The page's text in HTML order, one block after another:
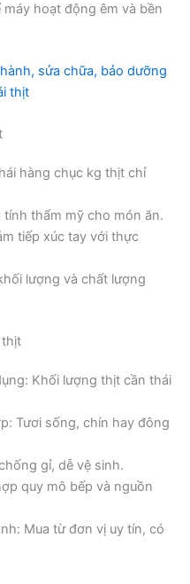
hoạt động êm và bền
sửa chữa, bảo dưỡng
thịt
hàng chục kg thịt chỉ
thẩm mỹ cho món ăn.
tiếp xúc tay với thực
lượng và chất lượng
thịt
Khối lượng thịt cần thái
Tươi sống, chín hay đông
gỉ, dễ vệ sinh.
quy mô bếp và nguồn
Mua từ đơn vị uy tín, có